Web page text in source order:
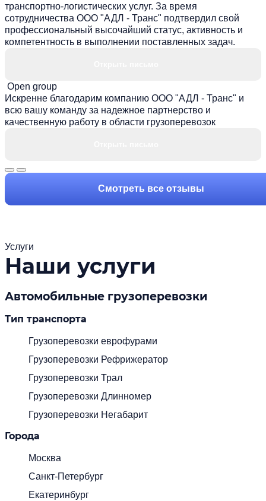
транспортно-логистических услуг. За время
сотрудничества ООО "АДЛ - Транс" подтвердил свой
профессиональный высочайший статус, активность и
компетентность в выполнении поставленных задач.
Open group
Искренне благодарим компанию ООО "АДЛ - Транс" и
всю вашу команду за надежное партнерство и
качественную работу в области грузоперевозок
Смотреть все отзывы
Услуги
Наши услуги
Автомобильные грузоперевозки
Тип транспорта
Грузоперевозки еврофурами
Грузоперевозки Рефрижератор
Грузоперевозки Трал
Грузоперевозки Длинномер
Грузоперевозки Негабарит
Города
Москва
Санкт-Петербург
Екатеринбург